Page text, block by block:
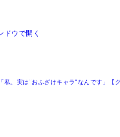
ドウで開く
私、実は"おふざけキャラ"なんです」【